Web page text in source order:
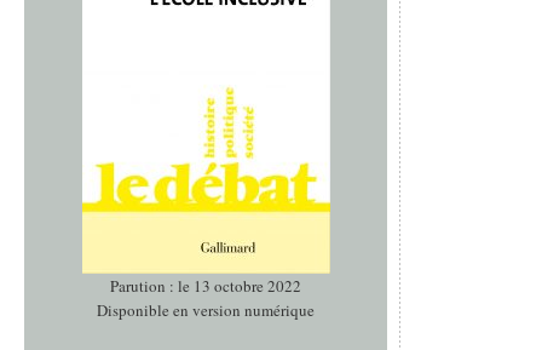
Parution : le 13 octobre 2022
Disponible en version numérique